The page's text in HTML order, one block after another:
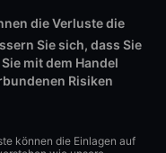
die Verluste die
Sie sich, dass Sie
mit dem Handel
Risiken
können die Einlagen auf